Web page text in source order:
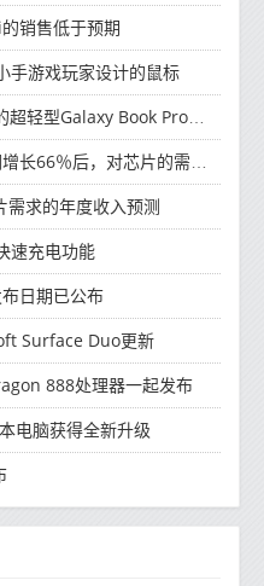
销售低于预期
手游戏玩家设计的鼠标
Pro和Galaxy Book Pro 360笔记本电脑
％后，对芯片的需求将增强
需求的年度收入预测
速充电功能
日期已公布
Surface Duo更新
888处理器一起发布
电脑获得全新升级